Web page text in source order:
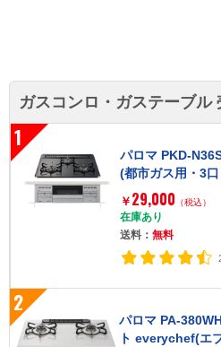
ガスコンロ・ガステーブル
1
パロマ PKD-
(都市ガス用・3
￥ 29,000 （税込）
在庫あり
送料：無料
2
パロマ PA-
ト everychef(エ